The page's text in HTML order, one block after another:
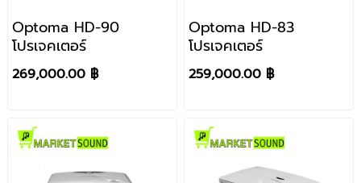
Optoma HD-90
โปรเจคเตอร์
269,000.00 ฿
Optoma HD-83
โปรเจคเตอร์
259,000.00 ฿